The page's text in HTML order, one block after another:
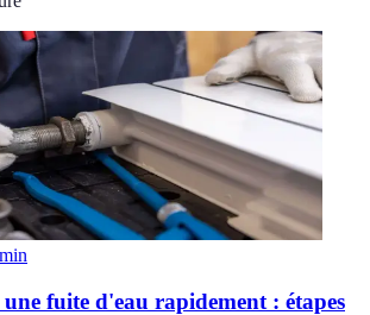
min
fuite d'eau rapidement : étapes